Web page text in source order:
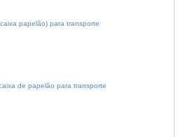
papelão) para transporte
de papelão para transporte